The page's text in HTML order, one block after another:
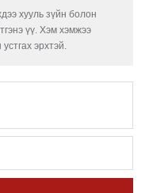
хууль зүйн болон
үү. Хэм хэмжээ
эрхтэй.